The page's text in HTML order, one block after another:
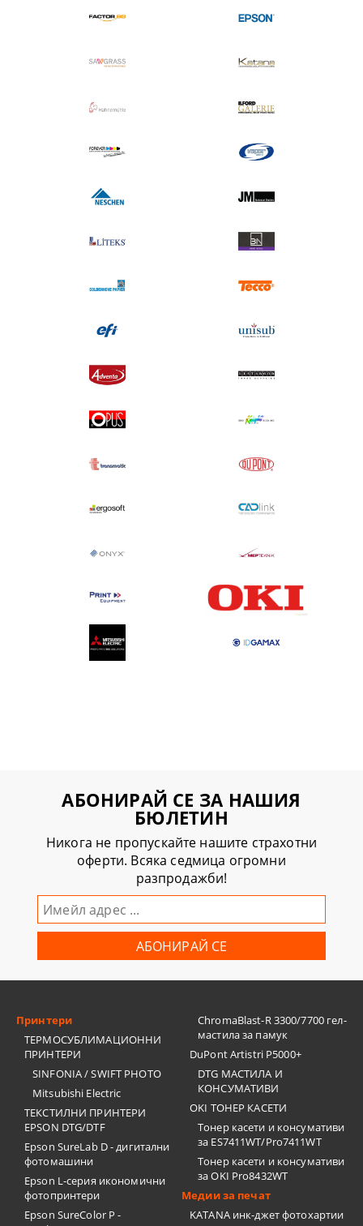
АБОНИРАЙ СЕ ЗА НАШИЯ
БЮЛЕТИН
Никога не пропускайте нашите страхотни
оферти. Всяка седмица огромни
разпродажби!
Принтери
ТЕРМОСУБЛИМАЦИОННИ
ПРИНТЕРИ
SINFONIA / SWIFT PHOTO
Mitsubishi Electric
ТЕКСТИЛНИ ПРИНТЕРИ
EPSON DTG/DTF
Epson SureLab D - дигитални
фотомашини
Epson L-серия икономични
фотопринтери
Epson SureColor P -
ChromaBlast-R 3300/7700 гел-
мастила за памук
DuPont Artistri P5000+
DTG МАСТИЛА И
КОНСУМАТИВИ
OKI ТОНЕР КАСЕТИ
Тонер касети и консумативи
за ES7411WT/Pro7411WT
Тонер касети и консумативи
за OKI Pro8432WT
Медии за печат
KATANA инк-джет фотохартии